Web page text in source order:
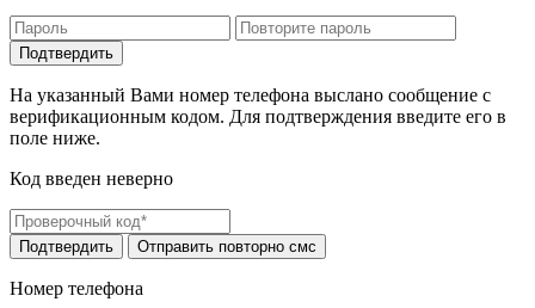
На указанный Вами номер телефона выслано сообщение с
верификационным кодом. Для подтверждения введите его в
поле ниже.
Код введен неверно
Номер телефона